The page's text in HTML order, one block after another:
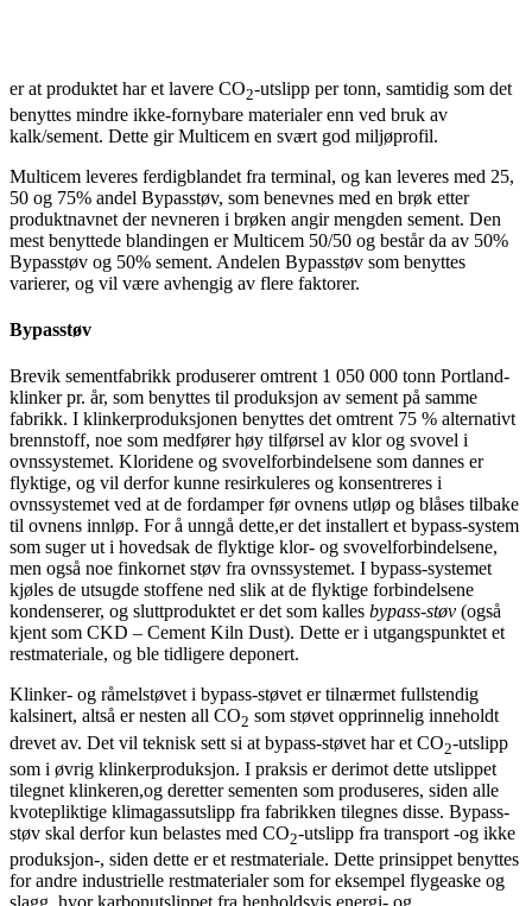
er at produktet har et lavere CO2-utslipp per tonn, samtidig som det
benyttes mindre ikke-fornybare materialer enn ved bruk av
kalk/sement. Dette gir Multicem en svært god miljøprofil.
Multicem leveres ferdigblandet fra terminal, og kan leveres med 25,
50 og 75% andel Bypasstøv, som benevnes med en brøk etter
produktnavnet der nevneren i brøken angir mengden sement. Den
mest benyttede blandingen er Multicem 50/50 og består da av 50%
Bypasstøv og 50% sement. Andelen Bypasstøv som benyttes
varierer, og vil være avhengig av flere faktorer.
Bypasstøv
Brevik sementfabrikk produserer omtrent 1 050 000 tonn Portland-
klinker pr. år, som benyttes til produksjon av sement på samme
fabrikk. I klinkerproduksjonen benyttes det omtrent 75 % alternativt
brennstoff, noe som medfører høy tilførsel av klor og svovel i
ovnssystemet. Kloridene og svovelforbindelsene som dannes er
flyktige, og vil derfor kunne resirkuleres og konsentreres i
ovnssystemet ved at de fordamper før ovnens utløp og blåses tilbake
til ovnens innløp. For å unngå dette,er det installert et bypass-system
som suger ut i hovedsak de flyktige klor- og svovelforbindelsene,
men også noe finkornet støv fra ovnssystemet. I bypass-systemet
kjøles de utsugde stoffene ned slik at de flyktige forbindelsene
kondenserer, og sluttproduktet er det som kalles bypass-støv (også
kjent som CKD – Cement Kiln Dust). Dette er i utgangspunktet et
restmateriale, og ble tidligere deponert.
Klinker- og råmelstøvet i bypass-støvet er tilnærmet fullstendig
kalsinert, altså er nesten all CO2 som støvet opprinnelig inneholdt
drevet av. Det vil teknisk sett si at bypass-støvet har et CO2-utslipp
som i øvrig klinkerproduksjon. I praksis er derimot dette utslippet
tilegnet klinkeren,og deretter sementen som produseres, siden alle
kvotepliktige klimagassutslipp fra fabrikken tilegnes disse. Bypass-
støv skal derfor kun belastes med CO2-utslipp fra transport -og ikke
produksjon-, siden dette er et restmateriale. Dette prinsippet benyttes
for andre industrielle restmaterialer som for eksempel flygeaske og
slagg, hvor karbonutslippet fra henholdsvis energi- og